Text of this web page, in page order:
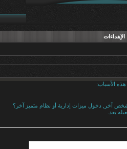
الإهداءات
الأسباب:
آخر, دخول ميزات إدارية أو نظام متميز آخر؟
بعد.